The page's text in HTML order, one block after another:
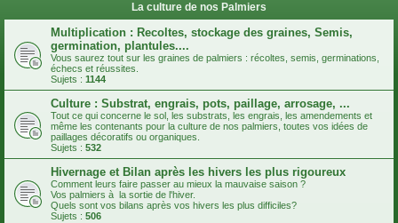
La culture de nos Palmiers
Multiplication : Recoltes, stockage des graines, Semis,
germination, plantules....
Vous saurez tout sur les graines de palmiers : récoltes, semis, germinations,
échecs et réussites.
Sujets : 1144
Culture : Substrat, engrais, pots, paillage, arrosage, ...
Tout ce qui concerne le sol, les substrats, les engrais, les amendements et
même les contenants pour la culture de nos palmiers, toutes vos idées de
paillages décoratifs ou organiques.
Sujets : 532
Hivernage et Bilan après les hivers les plus rigoureux
Comment leurs faire passer au mieux la mauvaise saison ?
Vos palmiers à la sortie de l'hiver.
Quels sont vos bilans après vos hivers les plus difficiles?
Sujets : 506